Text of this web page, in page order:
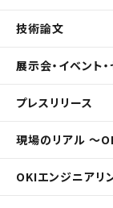
技術論文
展示会・イベント
プレスリリース
現場のリアル ～
OKIエンジニアリ